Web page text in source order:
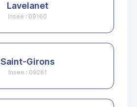
Lavelanet
Insee : 09160
Saint-Girons
Insee : 09261